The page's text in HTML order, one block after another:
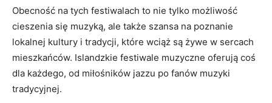
Obecność na tych festiwalach ‌to nie tylko możliwość
cieszenia się muzyką, ⁤ale także⁢ szansa na poznanie
lokalnej kultury i‍ tradycji,​ które wciąż są żywe w sercach
⁣mieszkańców. Islandzkie festiwale muzyczne oferują coś
dla każdego,⁤ od miłośników jazzu po fanów muzyki
tradycyjnej.